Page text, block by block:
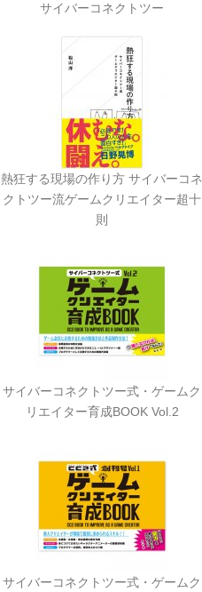
サイバーコネクトツー
熱狂する現場の作り方 サイバーコネ
クトツー流ゲームクリエイター超十
則
サイバーコネクトツー式・ゲームク
リエイター育成BOOK Vol.2
サイバーコネクトツー式・ゲームク